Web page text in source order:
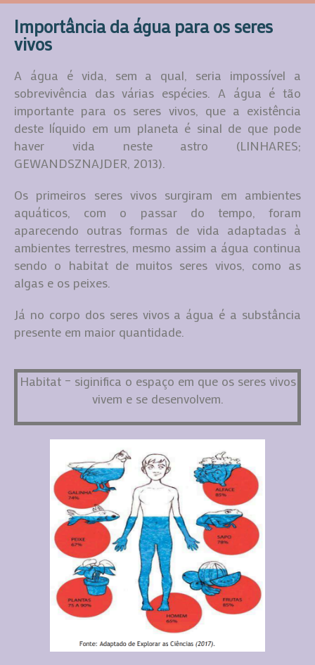
Importância da água para os seres
vivos
A água é vida, sem a qual, seria impossível a
sobrevivência das várias espécies. A água é tão
importante para os seres vivos, que a existência
deste líquido em um planeta é sinal de que pode
haver vida neste astro (LINHARES;
GEWANDSZNAJDER, 2013).
Os primeiros seres vivos surgiram em ambientes
aquáticos, com o passar do tempo, foram
aparecendo outras formas de vida adaptadas à
ambientes terrestres, mesmo assim a água continua
sendo o habitat de muitos seres vivos, como as
algas e os peixes.
Já no corpo dos seres vivos a água é a substância
presente em maior quantidade.
Habitat – siginifica o espaço em que os seres vivos
vivem e se desenvolvem.